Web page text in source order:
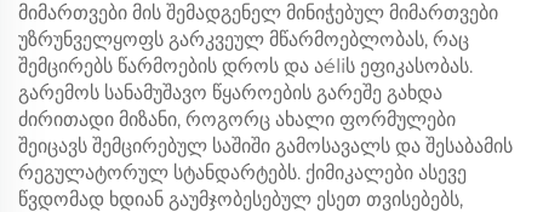
მიმართვები მის შემადგენელ მინიჭებულ მიმართვები
უზრუნველყოფს გარკვეულ მწარმოებლობას, რაც
შემცირებს წარმოების დროს და აéliს ეფიკასობას.
გარემოს სანამუშავო წყაროების გარეშე გახდა
ძირითადი მიზანი, როგორც ახალი ფორმულები
შეიცავს შემცირებულ საშიში გამოსავალს და შესაბამის
რეგულატორულ სტანდარტებს. ქიმიკალები ასევე
წვდომად ხდიან გაუმჯობესებულ ესეთ თვისებებს,